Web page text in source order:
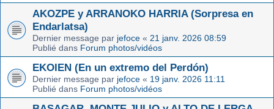
AKOZPE y ARRANOKO HARRIA (Sorpresa en
Endarlatsa)
Dernier message par jefoce « 21 janv. 2026 08:59
Publié dans Forum photos/vidéos
EKOIEN (En un extremo del Perdón)
Dernier message par jefoce « 19 janv. 2026 11:11
Publié dans Forum photos/vidéos